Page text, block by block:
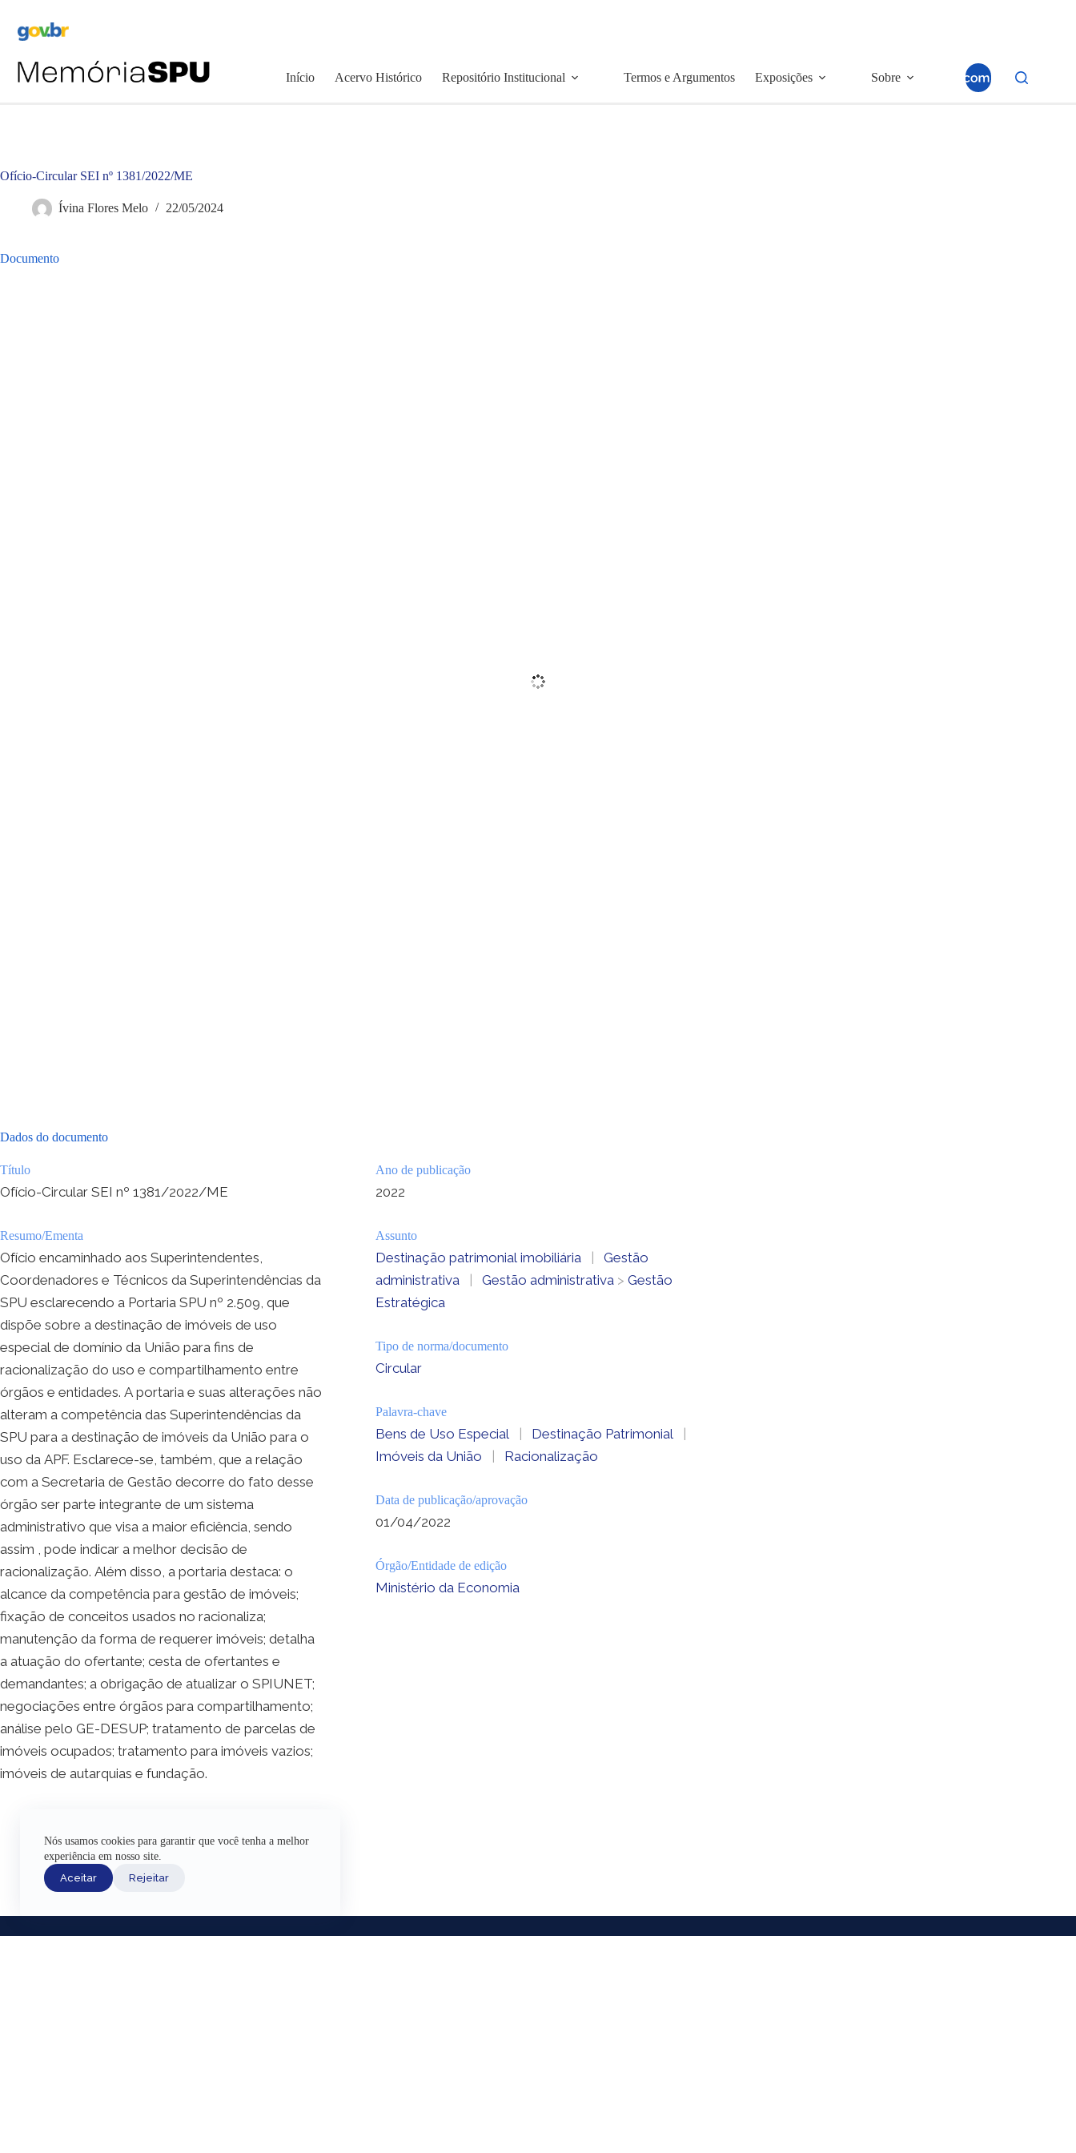
Nós usamos cookies para garantir que você tenha a melhor
experiência em nosso site.
Aceitar
Rejeitar
Início Acervo Histórico Repositório Institucional Termos e Argumentos Exposições Sobre
Ofício-Circular SEI nº 1381/2022/ME
Ívina Flores Melo 22/05/2024
Documento
Dados do documento
Título
Ofício-Circular SEI nº 1381/2022/ME
Resumo/Ementa
Ofício encaminhado aos Superintendentes,
Coordenadores e Técnicos da Superintendências da
SPU esclarecendo a Portaria SPU nº 2.509, que
dispõe sobre a destinação de imóveis de uso
especial de domínio da União para fins de
racionalização do uso e compartilhamento entre
órgãos e entidades. A portaria e suas alterações não
alteram a competência das Superintendências da
SPU para a destinação de imóveis da União para o
uso da APF. Esclarece-se, também, que a relação
com a Secretaria de Gestão decorre do fato desse
órgão ser parte integrante de um sistema
administrativo que visa a maior eficiência, sendo
assim , pode indicar a melhor decisão de
racionalização. Além disso, a portaria destaca: o
alcance da competência para gestão de imóveis;
fixação de conceitos usados no racionaliza;
manutenção da forma de requerer imóveis; detalha
a atuação do ofertante; cesta de ofertantes e
demandantes; a obrigação de atualizar o SPIUNET;
negociações entre órgãos para compartilhamento;
análise pelo GE-DESUP; tratamento de parcelas de
imóveis ocupados; tratamento para imóveis vazios;
imóveis de autarquias e fundação.
Ano de publicação
2022
Assunto
Destinação patrimonial imobiliária |
Gestão
administrativa
| Gestão administrativa >Gestão
Estratégica
Tipo de norma/documento
Circular
Palavra-chave
Bens de Uso Especial | Destinação Patrimonial
|
Imóveis da União
| Racionalização
Data de publicação/aprovação
01/04/2022
Órgão/Entidade de edição
Ministério da Economia